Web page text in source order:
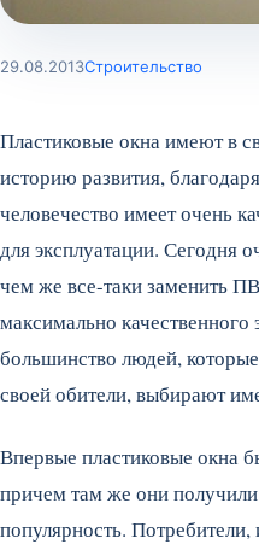
29.08.2013Строительство
Пластиковые окна имеют в
историю развития,
человечество имеет очень
для эксплуатации. Сегодня
чем же все-таки заменить
максимально
большинство людей,
своей обители, выбирают
Впервые пластиковые окна
причем там же они
популярность.